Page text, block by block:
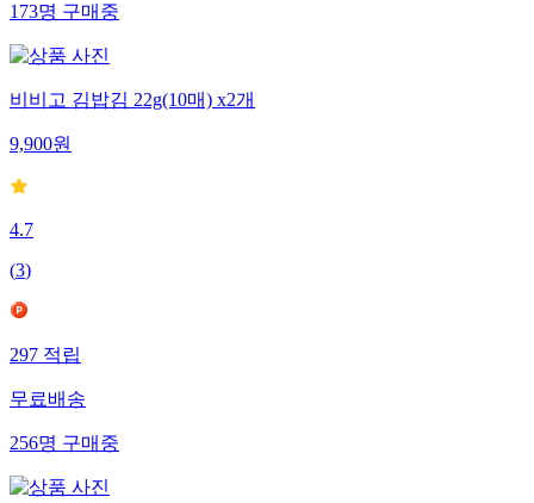
173명구매중
비비고 김밥김 22g(10매) x2개
9,900원
4.7
(3)
297적립
무료배송
256명구매중